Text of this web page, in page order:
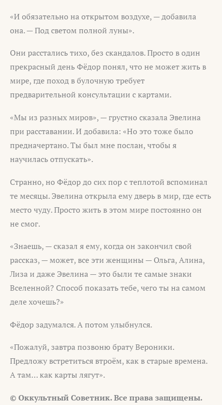
«И обязательно на открытом воздухе, — добавила
она. — Под светом полной луны».
Они расстались тихо, без скандалов. Просто в один
прекрасный день Фёдор понял, что не может жить в
мире, где поход в булочную требует
предварительной консультации с картами.
«Мы из разных миров», — грустно сказала Эвелина
при расставании. И добавила: «Но это тоже было
предначертано. Ты был мне послан, чтобы я
научилась отпускать».
Странно, но Фёдор до сих пор с теплотой вспоминал
те месяцы. Эвелина открыла ему дверь в мир, где есть
место чуду. Просто жить в этом мире постоянно он
не смог.
«Знаешь, — сказал я ему, когда он закончил свой
рассказ, — может, все эти женщины — Ольга, Алина,
Лиза и даже Эвелина — это были те самые знаки
Вселенной? Способ показать тебе, чего ты на самом
деле хочешь?»
Фёдор задумался. А потом улыбнулся.
«Пожалуй, завтра позвоню брату Вероники.
Предложу встретиться втроём, как в старые времена.
А там… как карты лягут».
© Оккультный Советник. Все права защищены.